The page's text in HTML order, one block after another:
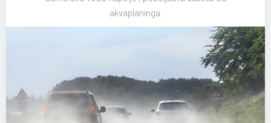
akvaplaninga.